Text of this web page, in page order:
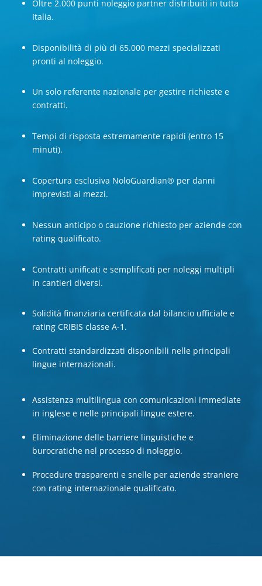
Oltre 2.000 punti noleggio partner distribuiti in tutta
Italia.
Disponibilità di più di 65.000 mezzi specializzati
pronti al noleggio.
Un solo referente nazionale per gestire richieste e
contratti.
Tempi di risposta estremamente rapidi (entro 15
minuti).
Copertura esclusiva NoloGuardian® per danni
imprevisti ai mezzi.
Nessun anticipo o cauzione richiesto per aziende con
rating qualificato.
Contratti unificati e semplificati per noleggi multipli
in cantieri diversi.
Solidità finanziaria certificata dal bilancio ufficiale e
rating CRIBIS classe A-1.
Contratti standardizzati disponibili nelle principali
lingue internazionali.
Assistenza multilingua con comunicazioni immediate
in inglese e nelle principali lingue estere.
Eliminazione delle barriere linguistiche e
burocratiche nel processo di noleggio.
Procedure trasparenti e snelle per aziende straniere
con rating internazionale qualificato.